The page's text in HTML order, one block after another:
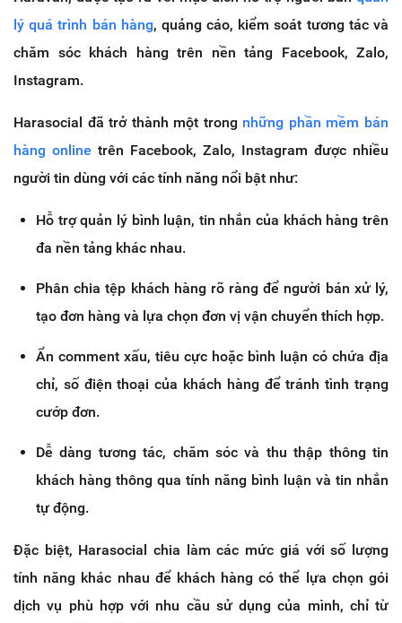
lý quá trình bán hàng, quảng cáo, kiểm soát tương tác và
chăm sóc khách hàng trên nền tảng Facebook, Zalo,
Instagram.
Harasocial đã trở thành một trong những phần mềm bán
hàng online trên Facebook, Zalo, Instagram được nhiều
người tin dùng với các tính năng nổi bật như:
Hỗ trợ quản lý bình luận, tin nhắn của khách hàng trên
đa nền tảng khác nhau.
Phân chia tệp khách hàng rõ ràng để người bán xử lý,
tạo đơn hàng và lựa chọn đơn vị vận chuyển thích hợp.
Ẩn comment xấu, tiêu cực hoặc bình luận có chứa địa
chỉ, số điện thoại của khách hàng để tránh tình trạng
cướp đơn.
Dễ dàng tương tác, chăm sóc và thu thập thông tin
khách hàng thông qua tính năng bình luận và tin nhắn
tự động.
Đặc biệt, Harasocial chia làm các mức giá với số lượng
tính năng khác nhau để khách hàng có thể lựa chọn gói
dịch vụ phù hợp với nhu cầu sử dụng của mình, chỉ từ